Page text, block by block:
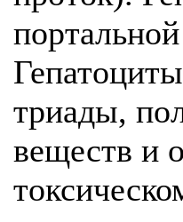
триады,
веществ и